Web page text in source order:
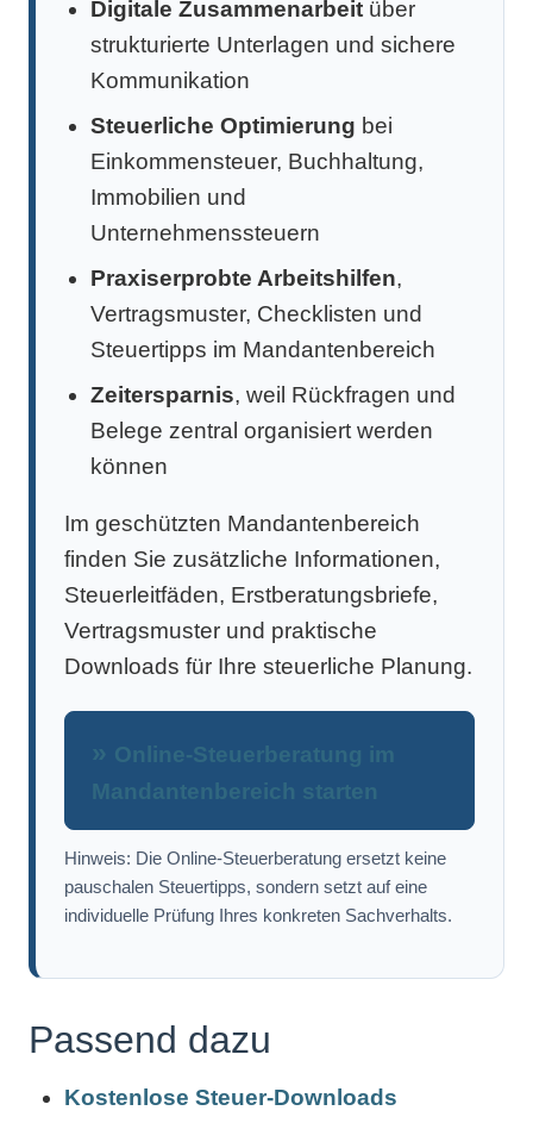
Digitale Zusammenarbeit über
strukturierte Unterlagen und sichere
Kommunikation
Steuerliche Optimierung bei
Einkommensteuer, Buchhaltung,
Immobilien und
Unternehmenssteuern
Praxiserprobte Arbeitshilfen,
Vertragsmuster, Checklisten und
Steuertipps im Mandantenbereich
Zeitersparnis, weil Rückfragen und
Belege zentral organisiert werden
können
Im geschützten Mandantenbereich
finden Sie zusätzliche Informationen,
Steuerleitfäden, Erstberatungsbriefe,
Vertragsmuster und praktische
Downloads für Ihre steuerliche Planung.
Online-Steuerberatung im
Mandantenbereich starten
Hinweis: Die Online-Steuerberatung ersetzt keine
pauschalen Steuertipps, sondern setzt auf eine
individuelle Prüfung Ihres konkreten Sachverhalts.
Passend dazu
Kostenlose Steuer-Downloads